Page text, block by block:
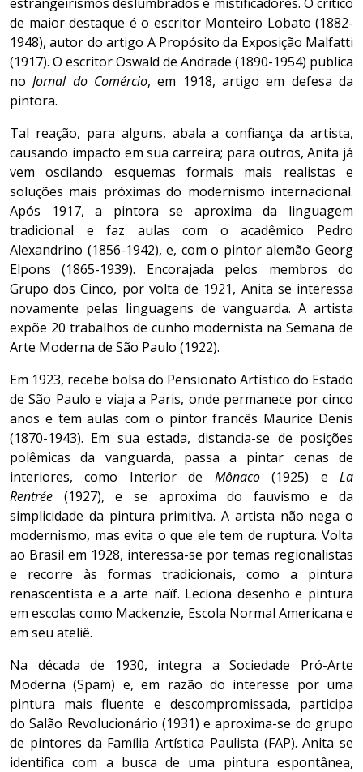
de maior destaque é o escritor Monteiro Lobato (1882-
1948), autor do artigo A Propósito da Exposição Malfatti
(1917). O escritor Oswald de Andrade (1890-1954) publica
noJornal do Comércio, em 1918, artigo em defesa da
pintora.
Tal reação, para alguns, abala a confiança da artista,
causando impacto em sua carreira; para outros, Anita já
vem oscilando esquemas formais mais realistas e
soluções mais próximas do modernismo internacional.
Após 1917, a pintora se aproxima da linguagem
tradicional e faz aulas com o acadêmico Pedro
Alexandrino (1856-1942), e, com o pintor alemão Georg
Elpons (1865-1939). Encorajada pelos membros do
Grupo dos Cinco, por volta de 1921, Anita se interessa
novamente pelas linguagens de vanguarda. A artista
expõe 20 trabalhos de cunho modernista na Semana de
Arte Moderna de São Paulo (1922).
Em 1923, recebe bolsa do Pensionato Artístico do Estado
de São Paulo e viaja a Paris, onde permanece por cinco
anos e tem aulas com o pintor francês Maurice Denis
(1870-1943). Em sua estada, distancia-se de posições
polêmicas da vanguarda, passa a pintar cenas de
interiores, como Interior de Mônaco(1925) eLa
Rentrée (1927), e se aproxima do fauvismo e da
simplicidade da pintura primitiva. A artista não nega o
modernismo, mas evita o que ele tem de ruptura. Volta
ao Brasil em 1928, interessa-se por temas regionalistas
e recorre às formas tradicionais, como a pintura
renascentista e a arte naïf. Leciona desenho e pintura
em escolas como Mackenzie, Escola Normal Americana e
em seu ateliê.
Na década de 1930, integra a Sociedade Pró-Arte
Moderna (Spam) e, em razão do interesse por uma
pintura mais fluente e descompromissada, participa
do Salão Revolucionário (1931) e aproxima-se do grupo
de pintores da Família Artística Paulista (FAP). Anita se
identifica com a busca de uma pintura espontânea,